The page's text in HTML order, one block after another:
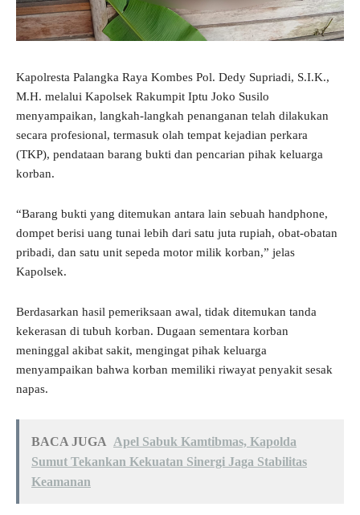
Kapolresta Palangka Raya Kombes Pol. Dedy Supriadi, S.I.K.,
M.H. melalui Kapolsek Rakumpit Iptu Joko Susilo
menyampaikan, langkah-langkah penanganan telah dilakukan
secara profesional, termasuk olah tempat kejadian perkara
(TKP), pendataan barang bukti dan pencarian pihak keluarga
korban.
“Barang bukti yang ditemukan antara lain sebuah handphone,
dompet berisi uang tunai lebih dari satu juta rupiah, obat-obatan
pribadi, dan satu unit sepeda motor milik korban,” jelas
Kapolsek.
Berdasarkan hasil pemeriksaan awal, tidak ditemukan tanda
kekerasan di tubuh korban. Dugaan sementara korban
meninggal akibat sakit, mengingat pihak keluarga
menyampaikan bahwa korban memiliki riwayat penyakit sesak
napas.
BACA JUGA Apel Sabuk Kamtibmas, Kapolda
Sumut Tekankan Kekuatan Sinergi Jaga Stabilitas
Keamanan